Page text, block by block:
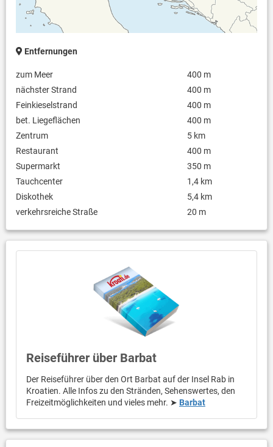
Entfernungen
zum Meer
400 m
nächster Strand
400 m
Feinkieselstrand
400 m
bet. Liegeflächen
400 m
Zentrum
5 km
Restaurant
400 m
Supermarkt
350 m
Tauchcenter
1,4 km
Diskothek
5,4 km
verkehrsreiche Straße
20 m
Reiseführer über Barbat
Der Reiseführer über den Ort Barbat auf der Insel Rab in
Kroatien. Alle Infos zu den Stränden, Sehenswertes, den
Freizeitmöglichkeiten und vieles mehr. ➤ Barbat